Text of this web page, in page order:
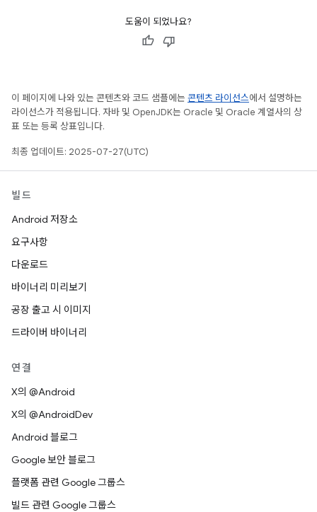
도움이 되었나요?
이 페이지에 나와 있는 콘텐츠와 코드 샘플에는 콘텐츠 라이선스에서 설명하는
라이선스가 적용됩니다. 자바 및 OpenJDK는 Oracle 및 Oracle 계열사의 상
표 또는 등록 상표입니다.
최종 업데이트: 2025-07-27(UTC)
빌드
Android 저장소
요구사항
다운로드
바이너리 미리보기
공장 출고 시 이미지
드라이버 바이너리
연결
X의 @Android
X의 @AndroidDev
Android 블로그
Google 보안 블로그
플랫폼 관련 Google 그룹스
빌드 관련 Google 그룹스